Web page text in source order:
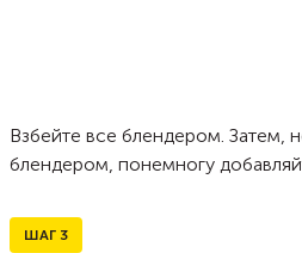
Взбейте все блендером. Затем,
блендером, понемногу
ШАГ 3